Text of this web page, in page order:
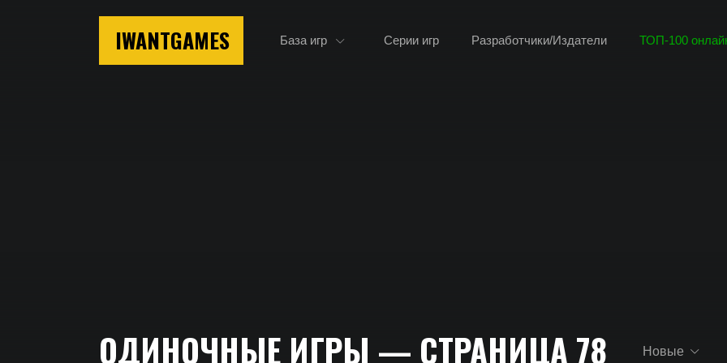
IWANTGAMES База игр Серии игр Разработчики/Издатели ТОП-100
Одиночные игры
ОДИНОЧНЫЕ ИГРЫ — СТРАНИЦА 78 Новые